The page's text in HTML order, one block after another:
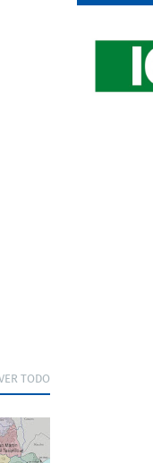
TODO